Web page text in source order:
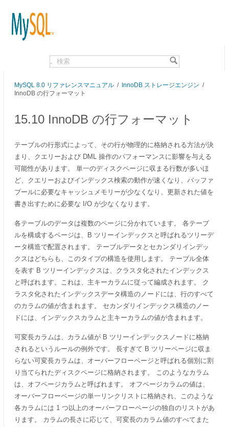
MySQL 8.0 リファレンスマニュアル / InnoDB ストレージエンジン /
InnoDB の行フォーマット
15.10 InnoDB の行フォーマット
テーブルの行形式によって、その行が物理的に格納される方法が決
まり、クエリーおよび DML 操作のパフォーマンスに影響を与える
可能性があります。 単一のディスクページに収まる行数が多いほ
ど、クエリーおよびインデックス検索の動作が速くなり、バッファ
プールに必要なキャッシュメモリーが少なくなり、更新された値を
書き出すために必要な I/O が少なくなります。
各テーブルのデータは複数のページに分かれています。 各テーブ
ルを構成するページは、B ツリーインデックスと呼ばれるツリーデ
ータ構造で配置されます。 テーブルデータとセカンダリインデッ
クスはどちらも、このタイプの構造を使用します。 テーブル全体
を表す B ツリーインデックスは、クラスタ化されたインデックス
と呼ばれます。これは、主キーカラムに従って編成されます。 ク
ラスタ化されたインデックスデータ構造のノードには、行のすべて
のカラムの値が含まれます。 セカンダリインデックス構造のノー
ドには、インデックスカラムと主キーカラムの値が含まれます。
可変長カラムは、カラム値が B ツリーインデックスノードに格納
されるというルールの例外です。 長すぎて B ツリーページに収ま
らない可変長カラムは、オーバーフローページと呼ばれる個別に割
り当てられたディスクページに格納されます。 このようなカラム
は、オフページカラムと呼ばれます。 オフページカラムの値は、
オーバーフローページの単一リンクリストに格納され、このような
各カラムには 1 つ以上のオーバーフローページの独自のリストがあ
ります。 カラムの長さに応じて、可変長のカラム値のすべてまた